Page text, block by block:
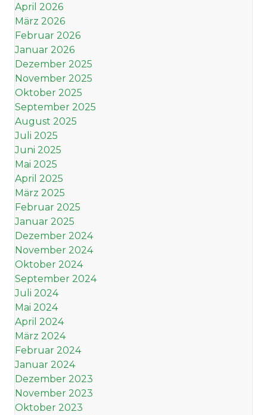
April 2026
März 2026
Februar 2026
Januar 2026
Dezember 2025
November 2025
Oktober 2025
September 2025
August 2025
Juli 2025
Juni 2025
Mai 2025
April 2025
März 2025
Februar 2025
Januar 2025
Dezember 2024
November 2024
Oktober 2024
September 2024
Juli 2024
Mai 2024
April 2024
März 2024
Februar 2024
Januar 2024
Dezember 2023
November 2023
Oktober 2023